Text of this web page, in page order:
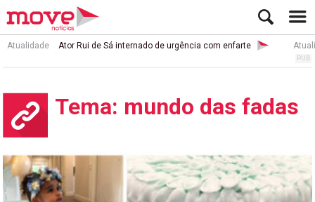
Atualidade Ator Rui de Sá internado de urgência com enfarte
Tema: mundo das fadas